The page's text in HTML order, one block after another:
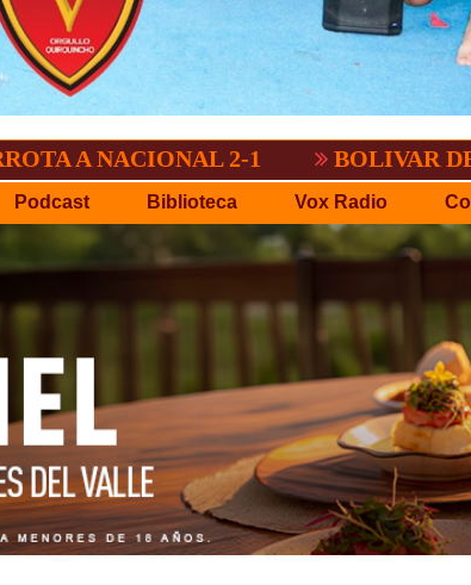
2-1 BOLIVAR DEMOSTRO
Podcast Biblioteca Vox Radio